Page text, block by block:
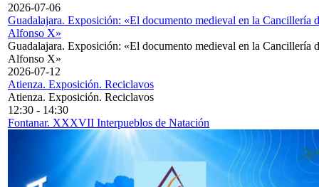
2026-07-06
Guadalajara. Exposición: «El documento medieval en la Cancillería
Alfonso X»
Guadalajara. Exposición: «El documento medieval en la Cancillería
Alfonso X»
2026-07-12
Atienza. Exposición. Reciclavos
Atienza. Exposición. Reciclavos
12:30 - 14:30
Fontanar. XXXVII Interpueblos de Natación